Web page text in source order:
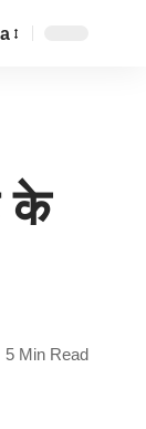
के
5 Min Read